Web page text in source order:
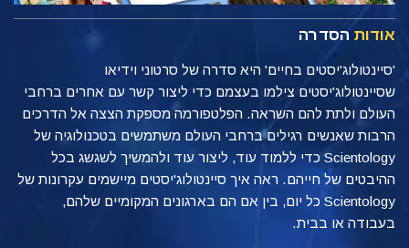
אודות הסדרה
'סיינטולוג'יסטים בחיים' היא סדרה של סרטוני וידיאו
שסיינטולוג'יסטים צילמו בעצמם כדי ליצור קשר עם אחרים ברחבי
העולם ולתת להם השראה. הפלטפורמה מספקת הצצה אל הדרכים
הרבות שאנשים רגילים ברחבי העולם משתמשים בטכנולוגיה של
Scientology כדי ללמוד עוד, ליצור עוד ולהמשיך לשגשג בכל
ההיבטים של חייהם. ראה איך סיינטולוג'יסטים מיישמים עקרונות של
Scientology כל יום, בין אם הם בארגונים המקומיים שלהם,
בעבודה או בבית.